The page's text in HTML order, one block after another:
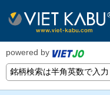
powered by